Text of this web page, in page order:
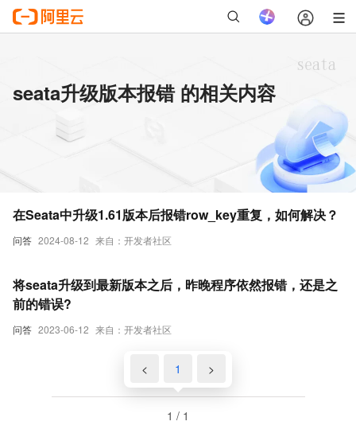
seata升级版本报错 的相关内容
问答 2024-08-12 来自：开发者社区
在Seata中升级1.61版本后报错row_key重复，如何解决？
问答 2023-06-12 来自：开发者社区
将seata升级到最新版本之后，昨晚程序依然报错，还是之
前的错误?
< 1 >
1 / 1